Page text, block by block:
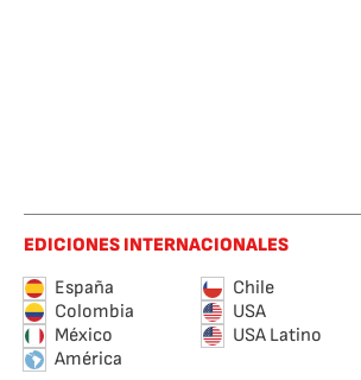
EDICIONES INTERNACIONALES
España
Chile
Colombia
USA
México
USA Latino
América